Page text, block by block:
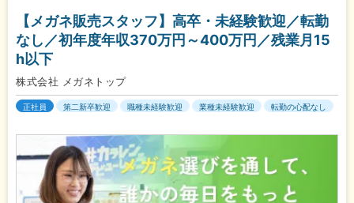
【メガネ販売スタッフ】高卒・未経験歓迎／転勤
なし／初年度年収370万円～400万円／残業月15
h以下
株式会社 メガネトップ
正社員 第二新卒歓迎 職種未経験歓迎 業種未経験歓迎 転勤の心配なし